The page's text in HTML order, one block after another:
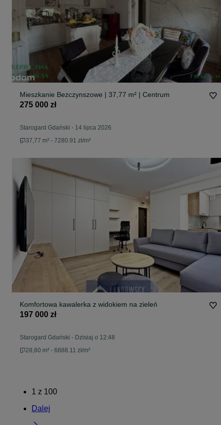
Mieszkanie Bezczynszowe | 37,77 m² | Centrum
275 000 zł
Starogard Gdański - 14 lipca 2026
37,77 m² - 7280.91 zł/m²
Komfortowa kawalerka z widokiem na zieleń
197 000 zł
Starogard Gdański - Dzisiaj o 12:48
28,60 m² - 6888.11 zł/m²
1 z 100
Dalej